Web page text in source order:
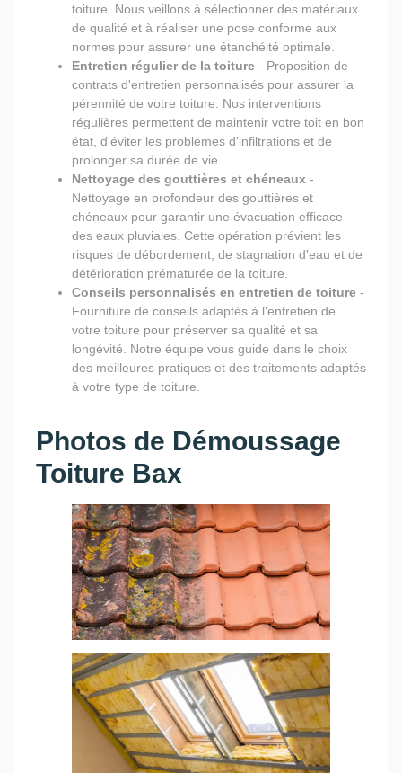
toiture. Nous veillons à sélectionner des matériaux
de qualité et à réaliser une pose conforme aux
normes pour assurer une étanchéité optimale.
Entretien régulier de la toiture - Proposition de
contrats d'entretien personnalisés pour assurer la
pérennité de votre toiture. Nos interventions
régulières permettent de maintenir votre toit en bon
état, d'éviter les problèmes d'infiltrations et de
prolonger sa durée de vie.
Nettoyage des gouttières et chéneaux -
Nettoyage en profondeur des gouttières et
chéneaux pour garantir une évacuation efficace
des eaux pluviales. Cette opération prévient les
risques de débordement, de stagnation d'eau et de
détérioration prématurée de la toiture.
Conseils personnalisés en entretien de toiture -
Fourniture de conseils adaptés à l'entretien de
votre toiture pour préserver sa qualité et sa
longévité. Notre équipe vous guide dans le choix
des meilleures pratiques et des traitements adaptés
à votre type de toiture.
Photos de Démoussage
Toiture Bax